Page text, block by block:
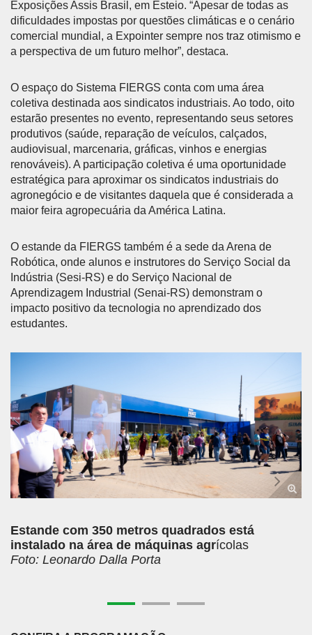
Exposições Assis Brasil, em Esteio. “Apesar de todas as
dificuldades impostas por questões climáticas e o cenário
comercial mundial, a Expointer sempre nos traz otimismo e
a perspectiva de um futuro melhor”, destaca.
O espaço do Sistema FIERGS conta com uma área
coletiva destinada aos sindicatos industriais. Ao todo, oito
estarão presentes no evento, representando seus setores
produtivos (saúde, reparação de veículos, calçados,
audiovisual, marcenaria, gráficas, vinhos e energias
renováveis). A participação coletiva é uma oportunidade
estratégica para aproximar os sindicatos industriais do
agronegócio e de visitantes daquela que é considerada a
maior feira agropecuária da América Latina.
O estande da FIERGS também é a sede da Arena de
Robótica, onde alunos e instrutores do Serviço Social da
Indústria (Sesi-RS) e do Serviço Nacional de
Aprendizagem Industrial (Senai-RS) demonstram o
impacto positivo da tecnologia no aprendizado dos
estudantes.
Estande com 350 metros quadrados está
instalado na área de máquinas agrícolas
Foto: Leonardo Dalla Porta